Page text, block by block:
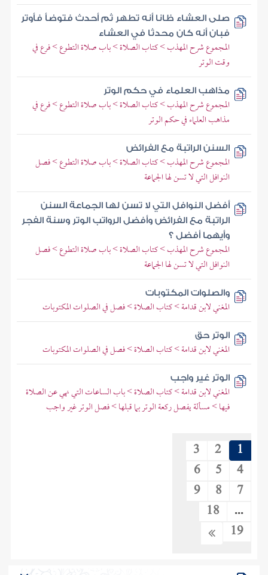
صلى العشاء ظانا أنه تطهر ثم أحدث فتوضأ فأوتر
فبان أنه كان محدثا في العشاء
المجموع شرح المهذب > كتاب الصلاة > باب صلاة التطوع > فرع في
وقت الوتر
مذاهب العلماء في حكم الوتر
المجموع شرح المهذب > كتاب الصلاة > باب صلاة التطوع > فرع في
مذاهب العلماء في حكم الوتر
السنن الراتبة مع الفرائض
المجموع شرح المهذب > كتاب الصلاة > باب صلاة التطوع > فصل
النوافل التي لا تسن لها الجماعة
أفضل النوافل التي لا تسن لها الجماعة السنن
الراتبة مع الفرائض وأفضل الرواتب الوتر وسنة الفجر
وأيهما أفضل ؟
المجموع شرح المهذب > كتاب الصلاة > باب صلاة التطوع > فصل
النوافل التي لا تسن لها الجماعة
والصلوات المكتوبات
المغني لابن قدامة > كتاب الصلاة > فصل في الصلوات المكتوبات
الوتر حق
المغني لابن قدامة > كتاب الصلاة > فصل في الصلوات المكتوبات
الوتر غير واجب
المغني لابن قدامة > كتاب الصلاة > باب الساعات التي نهي عن الصلاة
فيها > مسألة يفصل ركعة الوتر بما قبلها > فصل الوتر غير واجب
1
2
3
4
5
6
7
8
9
...
18
19